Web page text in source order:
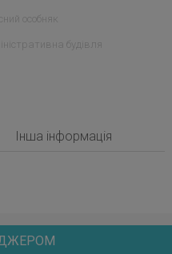
особняк
будівля
Інша інформація